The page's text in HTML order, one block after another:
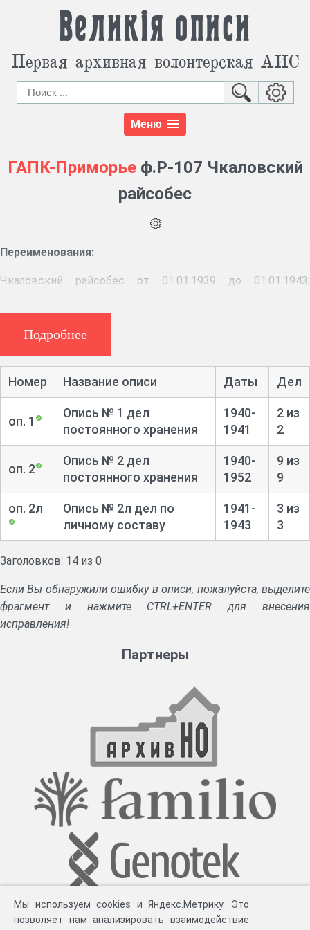
Великія описи
Первая архивная волонтерская АИС
Меню
ГАПК-Приморьеф.Р-107 Чкаловский
райсобес
Переименования:
Чкаловский райсобес от 01.01.1939 до 01.01.1943;
Подробнее
Номер Название описи Даты Дел
оп. 1
Опись № 1 дел
постоянного хранения
1940-
1941
2 из
2
оп. 2
Опись № 2 дел
постоянного хранения
1940-
1952
9 из
9
оп. 2л
Опись № 2л дел по
личному составу
1941-
1943
3 из
3
Заголовков: 14 из 0
Если Вы обнаружили ошибку в описи, пожалуйста, выделите
фрагмент и нажмите CTRL+ENTER для внесения
исправления!
Партнеры
Мы используем cookies и Яндекс.Метрику. Это
позволяет нам анализировать взаимодействие